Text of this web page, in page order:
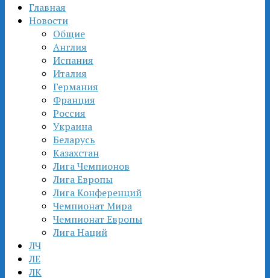
Главная
Новости
Общие
Англия
Испания
Италия
Германия
Франция
Россия
Украина
Беларусь
Казахстан
Лига Чемпионов
Лига Европы
Лига Конференций
Чемпионат Мира
Чемпионат Европы
Лига Наций
ЛЧ
ЛЕ
ЛК